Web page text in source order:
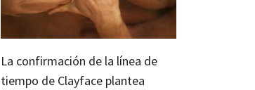
La confirmación de la línea de
tiempo de Clayface plantea